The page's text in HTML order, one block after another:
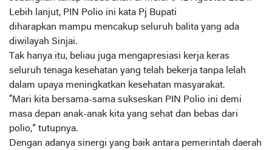
Lebih lanjut, PIN Polio ini kata Pj Bupati
diharapkan mampu mencakup seluruh balita yang ada
diwilayah Sinjai.
Tak hanya itu, beliau juga mengapresiasi kerja keras
seluruh tenaga kesehatan yang telah bekerja tanpa lelah
dalam upaya meningkatkan kesehatan masyarakat.
“Mari kita bersama-sama sukseskan PIN Polio ini demi
masa depan anak-anak kita yang sehat dan bebas dari
polio,” tutupnya.
Dengan adanya sinergi yang baik antara pemerintah daerah